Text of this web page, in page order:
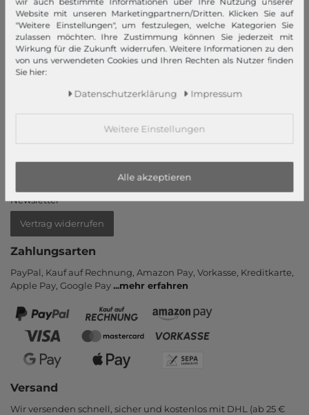
Mein Konto
Login
Neukunde?
Informationen
Kontakt
Hilfe & FAQ
Newsletter
Vertrag widerrufen
Zahlungsarten
PayPal, Kauf auf Rechnung, Amazon Pay, Vor­kasse, Kredit­karte,
Apple Pay, Google Pay...mehr erfahren
Versand
Wir versenden schnell, sicher und kostenlos mit DHL (ab 25 €
Website mit unseren Marketingpartnern/Dritten. Klicken Sie auf
"Weitere Einstellungen", um festzulegen, welche Kategorien Sie
zulassen möchten. Ihre Zustimmung können Sie jederzeit mit
Wirkung für die Zukunft widerrufen. Weitere Informationen zu den
von uns verwendeten Cookies und Ihren Rechten als Nutzer finden
Sie hier:
Daten­schutz­erklärung Impressum
Weitere Einstellungen
Alle akzeptieren